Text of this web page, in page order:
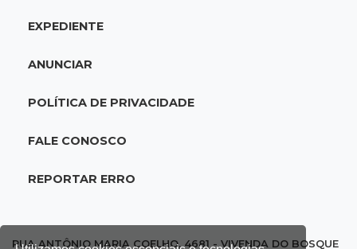
Punição de agressores de mulheres precisar
abandonado após acidente
Pedestre morre atropelado durante a
EXPEDIENTE
ANUNCIAR
POLÍTICA DE PRIVACIDADE
FALE CONOSCO
REPORTAR ERRO
RUA ANTÔNIO MARIA COELHO, 4681 - VIVENDA DO BOSQUE